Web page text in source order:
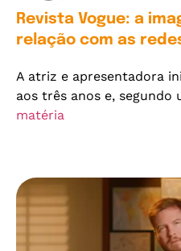
Revista Vogue: a
relação com as
A atriz e apresentadora
aos três anos e, segundo
matéria